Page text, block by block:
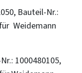
Bauteil-Nr.:
Weidemann
1000480105,